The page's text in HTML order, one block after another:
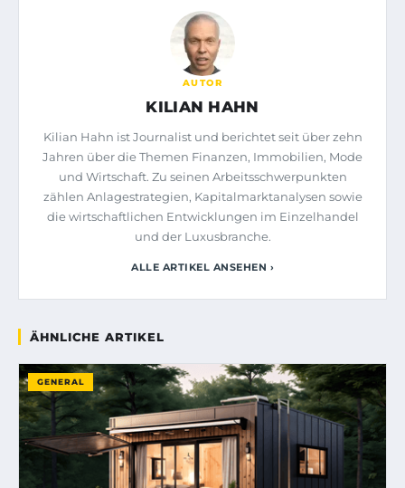
AUTOR
KILIAN HAHN
Kilian Hahn ist Journalist und berichtet seit über zehn
Jahren über die Themen Finanzen, Immobilien, Mode
und Wirtschaft. Zu seinen Arbeitsschwerpunkten
zählen Anlagestrategien, Kapitalmarktanalysen sowie
die wirtschaftlichen Entwicklungen im Einzelhandel
und der Luxusbranche.
ALLE ARTIKEL ANSEHEN ›
ÄHNLICHE ARTIKEL
GENERAL